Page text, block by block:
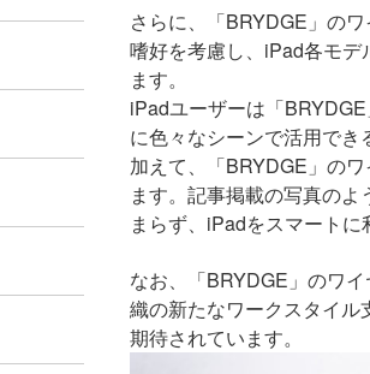
さらに、「BRYDGE 」の
嗜好を考慮し、 iPad各モデ
ます。
iPadユーザーは「BRYDGE
に色々なシーンで活用でき
加えて、「BRYDGE 」の
ます。記事掲載の写真の
まらず、 iPadをスマートに
なお、「BRYDGE 」のワ
織の新たなワークスタイ
期待されています。